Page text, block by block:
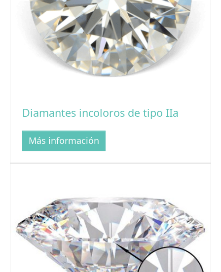
Diamantes incoloros de tipo IIa
Más información